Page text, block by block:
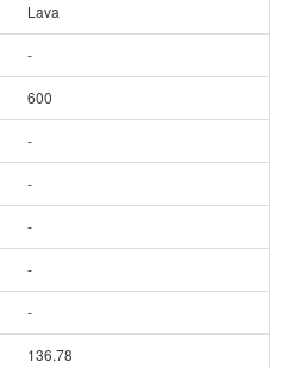
Lava
-
600
-
-
-
-
-
136.78